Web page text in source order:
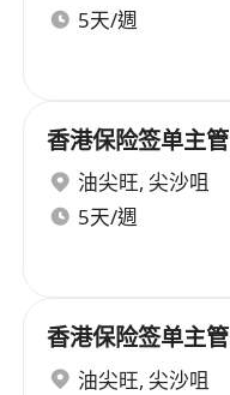
5天/週
香港保险签单主管
油尖旺, 尖沙咀
5天/週
香港保险签单主管
油尖旺, 尖沙咀